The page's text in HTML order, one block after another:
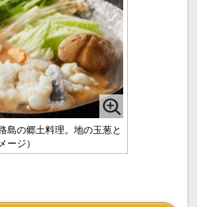
島の郷土料理。地の玉葱と
ージ）